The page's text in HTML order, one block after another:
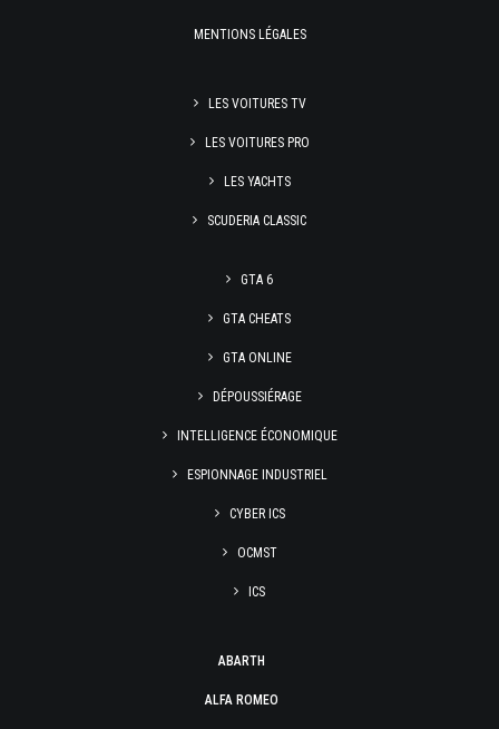
MENTIONS LÉGALES
LES VOITURES TV
LES VOITURES PRO
LES YACHTS
SCUDERIA CLASSIC
GTA 6
GTA CHEATS
GTA ONLINE
DÉPOUSSIÉRAGE
INTELLIGENCE ÉCONOMIQUE
ESPIONNAGE INDUSTRIEL
CYBER ICS
OCMST
ICS
ABARTH
ALFA ROMEO